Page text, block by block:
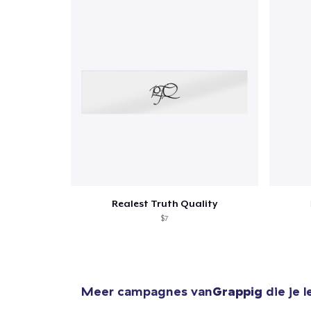
Realest Truth Quality
$7
Meer campagnes vanGrappig die je